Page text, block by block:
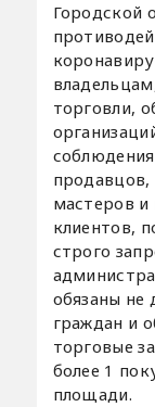
Городской
торговли,
продавцов,
мастеров и
клиентов,
строго
обязаны не
граждан и
торговые
более 1
площади.